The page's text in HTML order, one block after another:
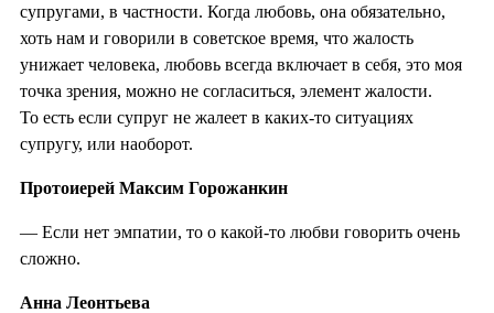
супругами, в частности. Когда любовь, она обязательно,
хоть нам и говорили в советское время, что жалость
унижает человека, любовь всегда включает в себя, это моя
точка зрения, можно не согласиться, элемент жалости.
То есть если супруг не жалеет в каких-то ситуациях
супругу, или наоборот.
Протоиерей Максим Горожанкин
— Если нет эмпатии, то о какой-то любви говорить очень
сложно.
Анна Леонтьева